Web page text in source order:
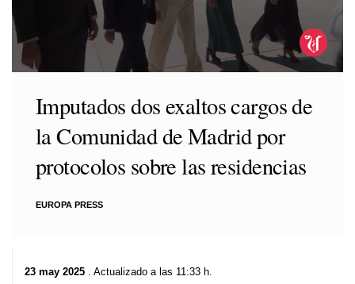
minute,
Imputados dos exaltos cargos de
la Comunidad de Madrid por
protocolos sobre las residencias
EUROPA PRESS
23 may 2025 . Actualizado a las 11:33 h.